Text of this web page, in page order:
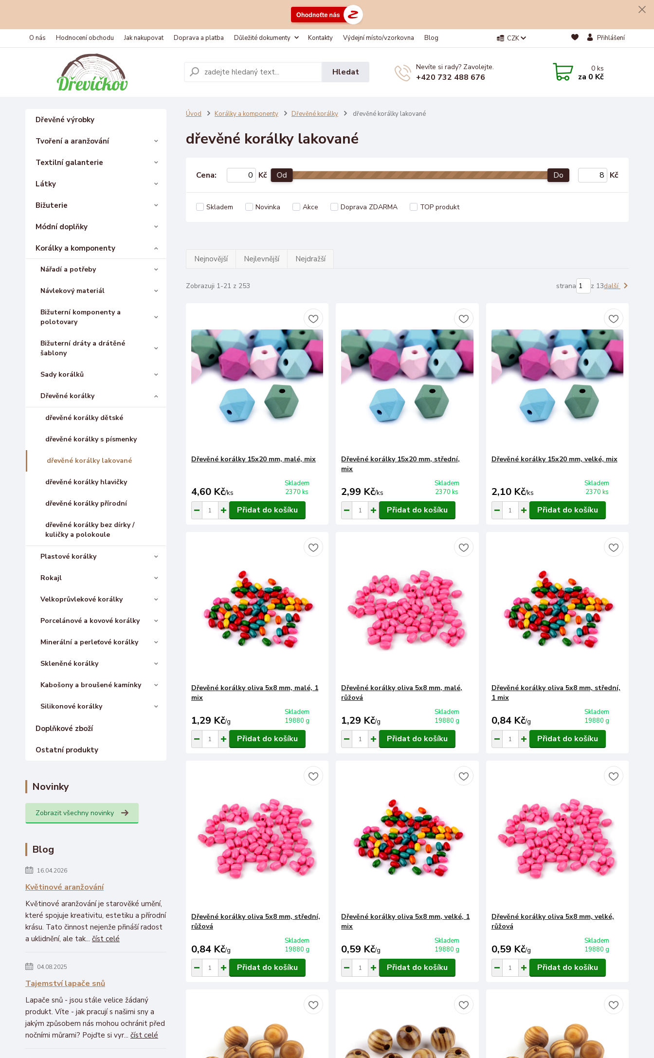
O nás Hodnocení obchodu Jak nakupovat Doprava a platba Důležité dokumenty Kontakty Výdejní místo/vzorkovna Blog CZK Přihlášení
Hledat Nevíte si rady? Zavolejte.
+420 732 488 676
0ks
za 0 Kč
Dřevěné výrobky
Tvoření a aranžování
Textilní galanterie
Látky
Bižuterie
Módní doplňky
Korálky a komponenty
Nářadí a potřeby
Návlekový materiál
Bižuterní komponenty a
polotovary
Bižuterní dráty a drátěné
šablony
Sady korálků
Dřevěné korálky
dřevěné korálky dětské
dřevěné korálky s písmenky
dřevěné korálky lakované
dřevěné korálky hlavičky
dřevěné korálky přírodní
dřevěné korálky bez dírky /
kuličky a polokoule
Plastové korálky
Rokajl
Velkoprůvlekové korálky
Porcelánové a kovové korálky
Minerální a perleťové korálky
Skleněné korálky
Kabošony a broušené kamínky
Silikonové korálky
Doplňkové zboží
Ostatní produkty
Novinky
Zobrazit všechny novinky
Blog
16.04.2026
Květinové aranžování
Květinové aranžování je starověké umění,
které spojuje kreativitu, estetiku a přírodní
krásu. Tato činnost nejenže přináší radost
a uklidnění, ale tak... číst celé
04.08.2025
Tajemství lapače snů
Lapače snů - jsou stále velice žádaný
produkt. Víte - jak pracují s našimi sny a
jakým způsobem nás mohou ochránit před
nočními můrami? Pojďte si vyr... číst celé
Úvod Korálky a komponenty Dřevěné korálky dřevěné korálky lakované
dřevěné korálky lakované
Cena: Kč Od Do Kč
Skladem Novinka Akce Doprava ZDARMA TOP produkt
Nejnovější Nejlevnější Nejdražší
Zobrazuji 1-21 z 253 strana z 13další
Dřevěné korálky 15x20 mm, malé, mix
4,60 Kč/ks
Skladem
2370 ks
Přidat do košíku
Dřevěné korálky 15x20 mm, střední,
mix
2,99 Kč/ks
Skladem
2370 ks
Přidat do košíku
Dřevěné korálky 15x20 mm, velké, mix
2,10 Kč/ks
Skladem
2370 ks
Přidat do košíku
Dřevěné korálky oliva 5x8 mm, malé, 1
mix
1,29 Kč/g
Skladem
19880 g
Přidat do košíku
Dřevěné korálky oliva 5x8 mm, malé,
růžová
1,29 Kč/g
Skladem
19880 g
Přidat do košíku
Dřevěné korálky oliva 5x8 mm, střední,
1 mix
0,84 Kč/g
Skladem
19880 g
Přidat do košíku
Dřevěné korálky oliva 5x8 mm, střední,
růžová
0,84 Kč/g
Skladem
19880 g
Přidat do košíku
Dřevěné korálky oliva 5x8 mm, velké, 1
mix
0,59 Kč/g
Skladem
19880 g
Přidat do košíku
Dřevěné korálky oliva 5x8 mm, velké,
růžová
0,59 Kč/g
Skladem
19880 g
Přidat do košíku